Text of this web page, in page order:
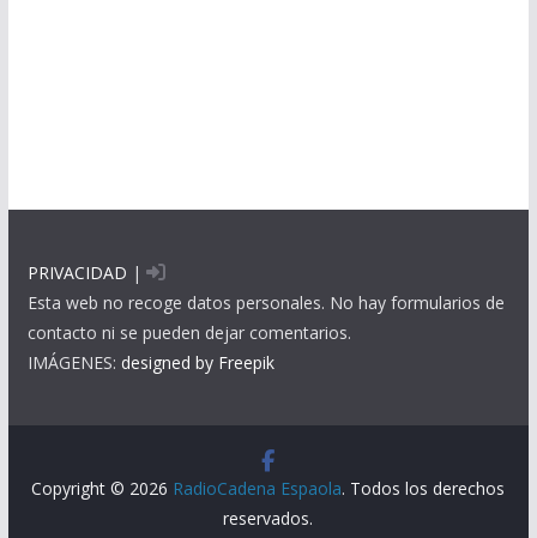
PRIVACIDAD |
Esta web no recoge datos personales. No hay formularios de
contacto ni se pueden dejar comentarios.
IMÁGENES: designed by Freepik
Copyright © 2026 RadioCadena Espaola. Todos los derechos
reservados.